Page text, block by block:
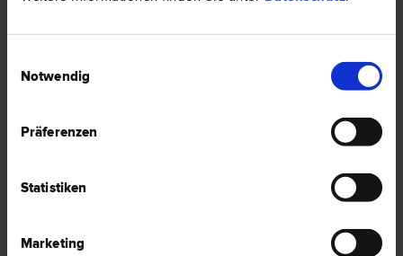
Notwendig
Präferenzen
Statistiken
Marketing
Dr. Reinhard PAULITSCH
Miet­recht | Schadenersatz- und Gewährleistungs­recht | Urheber­
4600 Wels